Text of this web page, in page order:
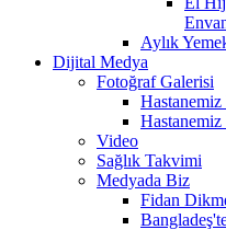
Aylık
Dijital Medya
Fotoğraf Galerisi
Video
Sağlık Takvimi
Medyada Biz
Fidan